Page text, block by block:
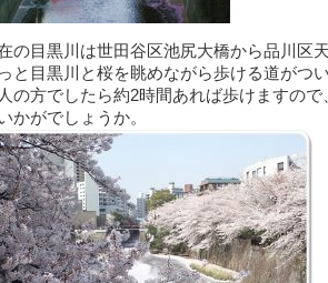
の目黒川は世田谷区池尻大橋から品川区
と目黒川と桜を眺めながら歩ける道がつ
の方でしたら約2時間あれば歩けますの
かがでしょうか。